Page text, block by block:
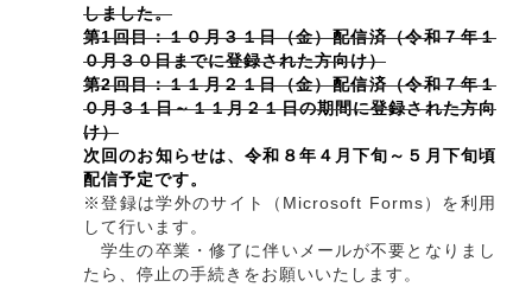
しました。
第1回目：１０月３１日（金）配信済（令和７年１
０月３０日までに登録された方向け）
第2回目：１１月２１日（金）配信済（令和７年１
０月３１日～１１月２１日の期間に登録された方向
け）
次回のお知らせは、令和８年４月下旬～５月下旬頃
配信予定です。
※登録は学外のサイト（Microsoft Forms）を利用
して行います。
学生の卒業・修了に伴いメールが不要となりまし
たら、停止の手続きをお願いいたします。